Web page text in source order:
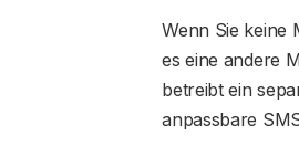
Wenn Sie keine
es eine andere
betreibt ein
anpassbare